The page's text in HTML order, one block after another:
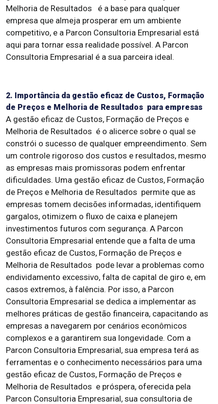
Melhoria de Resultados é a base para qualquer
empresa que almeja prosperar em um ambiente
competitivo, e a Parcon Consultoria Empresarial está
aqui para tornar essa realidade possível. A Parcon
Consultoria Empresarial é a sua parceira ideal.
2. Importância da gestão eficaz de Custos, Formação
de Preços e Melhoria de Resultados para empresas
A gestão eficaz de Custos, Formação de Preços e
Melhoria de Resultados é o alicerce sobre o qual se
constrói o sucesso de qualquer empreendimento. Sem
um controle rigoroso dos custos e resultados, mesmo
as empresas mais promissoras podem enfrentar
dificuldades. Uma gestão eficaz de Custos, Formação
de Preços e Melhoria de Resultados permite que as
empresas tomem decisões informadas, identifiquem
gargalos, otimizem o fluxo de caixa e planejem
investimentos futuros com segurança. A Parcon
Consultoria Empresarial entende que a falta de uma
gestão eficaz de Custos, Formação de Preços e
Melhoria de Resultados pode levar a problemas como
endividamento excessivo, falta de capital de giro e, em
casos extremos, à falência. Por isso, a Parcon
Consultoria Empresarial se dedica a implementar as
melhores práticas de gestão financeira, capacitando as
empresas a navegarem por cenários econômicos
complexos e a garantirem sua longevidade. Com a
Parcon Consultoria Empresarial, sua empresa terá as
ferramentas e o conhecimento necessários para uma
gestão eficaz de Custos, Formação de Preços e
Melhoria de Resultados e próspera, oferecida pela
Parcon Consultoria Empresarial, sua consultoria de